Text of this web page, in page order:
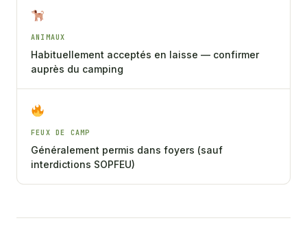
ANIMAUX
Habituellement acceptés en laisse — confirmer
auprès du camping
FEUX DE CAMP
Généralement permis dans foyers (sauf
interdictions SOPFEU)